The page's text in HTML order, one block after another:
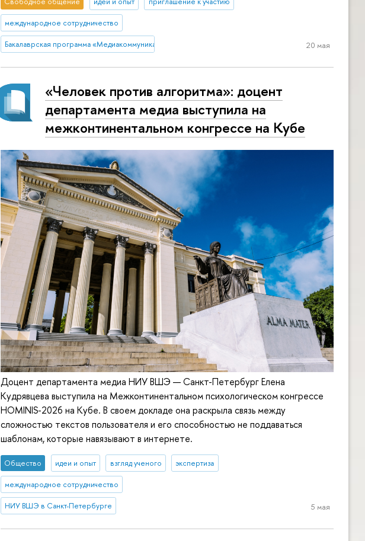
международное сотрудничество
Бакалаврская программа «Медиакоммуникации» 20 мая
«Человек против алгоритма»: доцент
департамента медиа выступила на
межконтинентальном конгрессе на Кубе
Доцент департамента медиа НИУ ВШЭ — Санкт-Петербург Елена
Кудрявцева выступила на Межконтинентальном психологическом конгрессе
HOMINIS-2026 на Кубе. В своем докладе она раскрыла связь между
сложностью текстов пользователя и его способностью не поддаваться
шаблонам, которые навязывают в интернете.
Общество идеи и опыт взгляд ученого экспертиза
международное сотрудничество
НИУ ВШЭ в Санкт-Петербурге 5 мая